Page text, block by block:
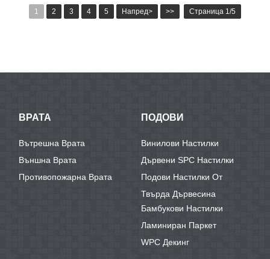
1 2 3 4 5 Напред> >> Страница 1/5
ВРАТА
Вътрешна Врата
Външна Врата
Противопожарна Врата
ПОДОВИ
Винилови Настилки
Дървени SPC Настилки
Подови Настилки От
Твърда Дървесина
Бамбукови Настилки
Ламиниран Паркет
WPC Декинг